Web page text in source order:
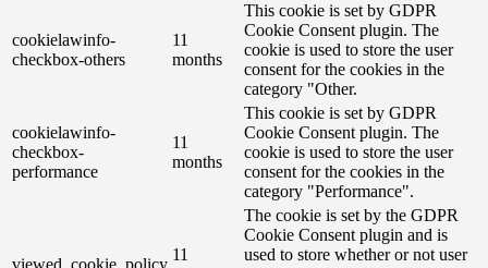
cookielawinfo-
checkbox-others
11
months
This cookie is set by GDPR
Cookie Consent plugin. The
cookie is used to store the user
consent for the cookies in the
category "Other.
cookielawinfo-
checkbox-
performance
11
months
This cookie is set by GDPR
Cookie Consent plugin. The
cookie is used to store the user
consent for the cookies in the
category "Performance".
viewed_cookie_policy
11
The cookie is set by the GDPR
Cookie Consent plugin and is
used to store whether or not user